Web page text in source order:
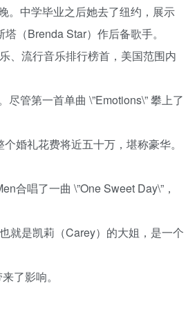
。中学毕业之后她去了纽约，展示
（Brenda Star）作后备歌手。
、流行音乐排行榜首，美国范围内
管第一首单曲 \”Emotions\” 攀上了
婚礼花费将近五十万，堪称豪华。
合唱了一曲 \”One Sweet Day\”，
就是凯莉（Carey）的大姐，是一个
了影响。